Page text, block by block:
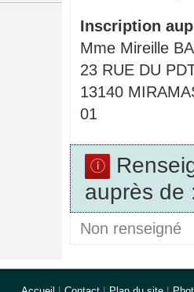
Inscription
Mme Mireille
23 RUE DU
13140
01
auprès de
Non renseigné